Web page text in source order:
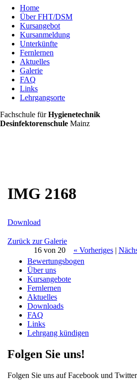
Hauptmenü
Home
Über FHT/DSM
Kursangebot
Kursanmeldung
Unterkünfte
Fernlernen
Aktuelles
Galerie
FAQ
Links
Lehrgangsorte
FHT
/
Fachschule fürHygienetechnik
Desinfektorenschule Mainz
IMG 2168
Download
Zurück zur Galerie
16 von 20
« Vorheriges|
Bewertungsbogen
Über uns
Kursangebote
Fernlernen
Aktuelles
Downloads
FAQ
Links
Lehrgang kündigen
Folgen Sie uns!
Folgen Sie uns auf Facebook und Twitter